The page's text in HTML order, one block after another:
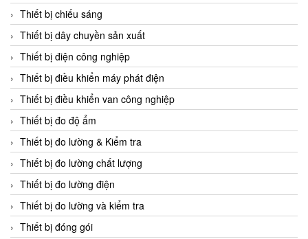
CEIA Vietnam
Celduc Vietnam
Cemb
Centec GmbH
CEQUBE
CHAUVIN ARNOUX
Checkline
Chino
Chiyoda Seiki
Chiyoda-Tsusho
Chongqing Huaneng
Thiết bị chiếu sáng
Thiết bị dây chuyền sản xuất
Thiết bị điện công nghiệp
Thiết bị điều khiển máy phát điện
Thiết bị điều khiển van công nghiệp
Thiết bị đo độ ẩm
Thiết bị đo lường & Kiểm tra
Thiết bị đo lường chất lượng
Thiết bị đo lường điện
Thiết bị đo lường và kiểm tra
Thiết bị đóng gói